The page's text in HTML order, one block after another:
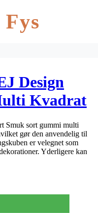
Design
Kvadrat
Sort
Smuk sort gummi multi
gør den anvendelig til
er velegnet som
Yderligere kan